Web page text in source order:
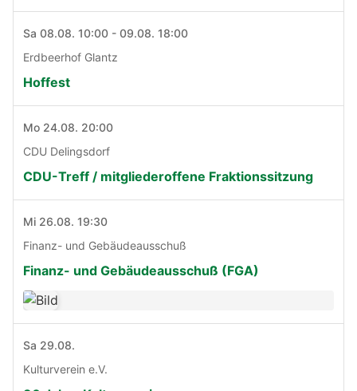
Sa 08.08. 10:00 - 09.08. 18:00
Erdbeerhof Glantz
Hoffest
Mo 24.08. 20:00
CDU Delingsdorf
CDU-Treff / mitgliederoffene Fraktionssitzung
Mi 26.08. 19:30
Finanz- und Gebäudeausschuß
Finanz- und Gebäudeausschuß (FGA)
Sa 29.08.
Kulturverein e.V.